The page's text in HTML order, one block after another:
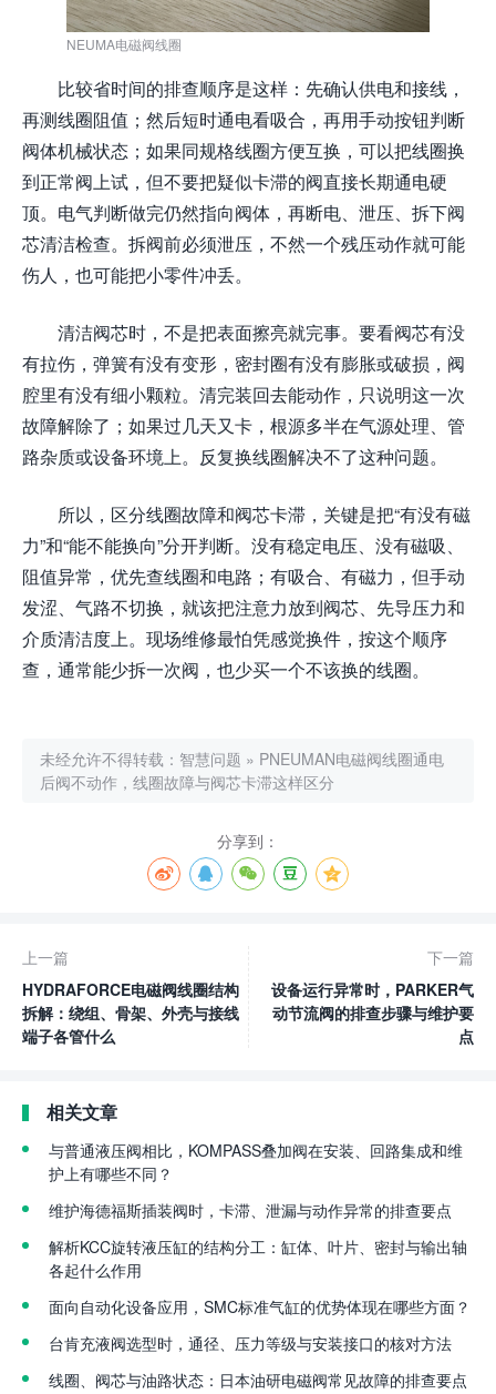
NEUMA电磁阀线圈
比较省时间的排查顺序是这样：先确认供电和接线，
再测线圈阻值；然后短时通电看吸合，再用手动按钮判断
阀体机械状态；如果同规格线圈方便互换，可以把线圈换
到正常阀上试，但不要把疑似卡滞的阀直接长期通电硬
顶。电气判断做完仍然指向阀体，再断电、泄压、拆下阀
芯清洁检查。拆阀前必须泄压，不然一个残压动作就可能
伤人，也可能把小零件冲丢。
清洁阀芯时，不是把表面擦亮就完事。要看阀芯有没
有拉伤，弹簧有没有变形，密封圈有没有膨胀或破损，阀
腔里有没有细小颗粒。清完装回去能动作，只说明这一次
故障解除了；如果过几天又卡，根源多半在气源处理、管
路杂质或设备环境上。反复换线圈解决不了这种问题。
所以，区分线圈故障和阀芯卡滞，关键是把“有没有磁
力”和“能不能换向”分开判断。没有稳定电压、没有磁吸、
阻值异常，优先查线圈和电路；有吸合、有磁力，但手动
发涩、气路不切换，就该把注意力放到阀芯、先导压力和
介质清洁度上。现场维修最怕凭感觉换件，按这个顺序
查，通常能少拆一次阀，也少买一个不该换的线圈。
未经允许不得转载： 智慧问题 » PNEUMAN电磁阀线圈通电
后阀不动作，线圈故障与阀芯卡滞这样区分
分享到：
上一篇
HYDRAFORCE电磁阀线圈结构
拆解：绕组、骨架、外壳与接线
端子各管什么
下一篇
设备运行异常时，PARKER气
动节流阀的排查步骤与维护要
点
相关文章
与普通液压阀相比，KOMPASS叠加阀在安装、回路集成和维
护上有哪些不同？
维护海德福斯插装阀时，卡滞、泄漏与动作异常的排查要点
解析KCC旋转液压缸的结构分工：缸体、叶片、密封与输出轴
各起什么作用
面向自动化设备应用，SMC标准气缸的优势体现在哪些方面？
台肯充液阀选型时，通径、压力等级与安装接口的核对方法
线圈、阀芯与油路状态：日本油研电磁阀常见故障的排查要点